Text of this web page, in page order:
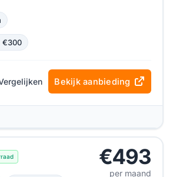
€300
Bekijk aanbieding
€493
per maand